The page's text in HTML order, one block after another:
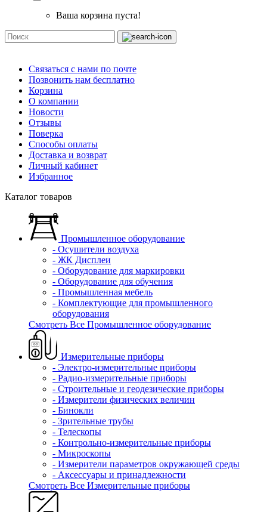
Ваша корзина пуста!
Связаться с нами по почте
Позвонить нам бесплатно
Корзина
О компании
Новости
Отзывы
Поверка
Способы оплаты
Доставка и возврат
Личный кабинет
Избранное
Каталог товаров
Промышленное оборудование
- Осушители воздуха
- ЖК Дисплеи
- Оборудование для маркировки
- Оборудование для обучения
- Промышленная мебель
- Комплектующие для промышленного
оборудования
Смотреть Все Промышленное оборудование
Измерительные приборы
- Электро-измерительные приборы
- Радио-измерительные приборы
- Строительные и геодезические приборы
- Измерители физических величин
- Бинокли
- Зрительные трубы
- Телескопы
- Контрольно-измерительные приборы
- Микроскопы
- Измерители параметров окружающей среды
- Аксессуары и принадлежности
Смотреть Все Измерительные приборы